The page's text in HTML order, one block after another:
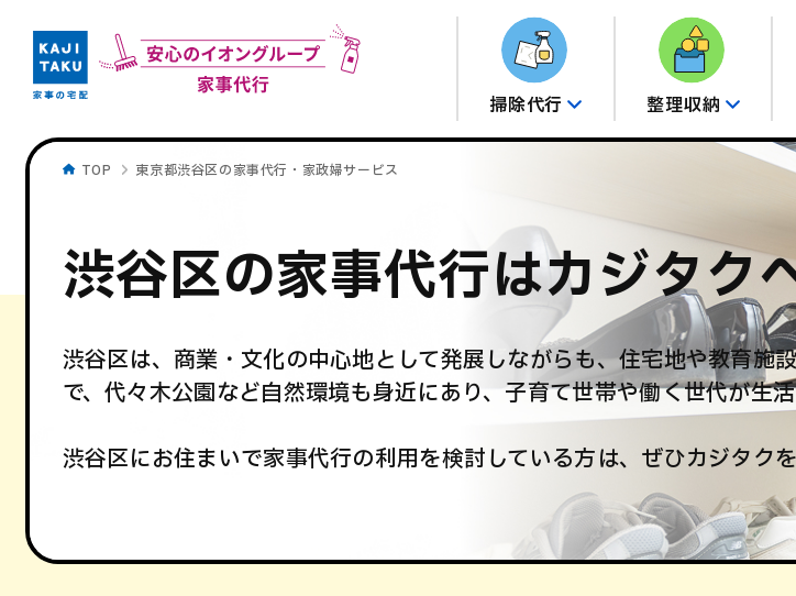
掃除代行 整理収納
TOP 東京都渋谷区の家事代行・家政婦サービス
渋谷区の家事代行はカジタク
渋谷区は、商業・文化の中心地として発展しながらも、住宅地や教育施
で、代々木公園など自然環境も身近にあり、子育て世帯や働く世代が生
渋谷区にお住まいで家事代行の利用を検討している方は、ぜひカジタク